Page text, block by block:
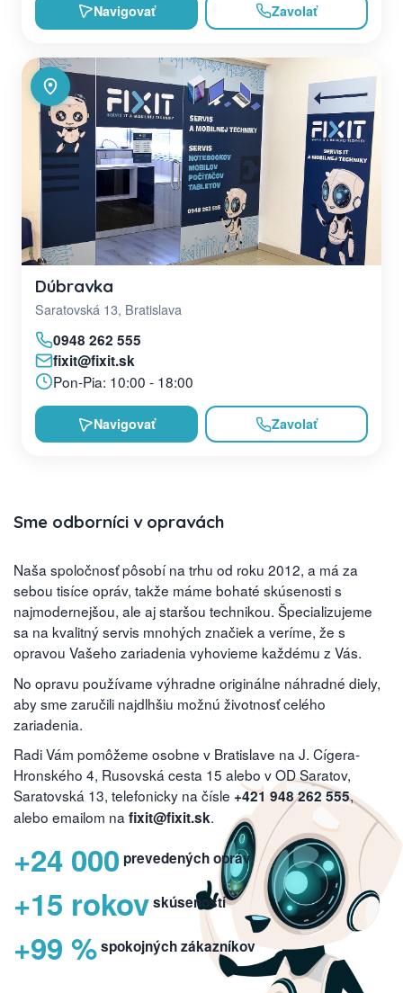
Navigovať Zavolať
Dúbravka
Saratovská 13, Bratislava
0948 262 555
fixit@fixit.sk
Pon-Pia: 10:00 - 18:00
Navigovať Zavolať
Sme odborníci v opravách
Naša spoločnosť pôsobí na trhu od roku 2012, a má za
sebou tisíce opráv, takže máme bohaté skúsenosti s
najmodernejšou, ale aj staršou technikou. Špecializujeme
sa na kvalitný servis mnohých značiek a veríme, že s
opravou Vašeho zariadenia vyhovieme každému z Vás.
No opravu používame výhradne originálne náhradné diely,
aby sme zaručili najdlhšiu možnú životnosť celého
zariadenia.
Radi Vám pomôžeme osobne v Bratislave na J. Cígera-
Hronského 4, Rusovská cesta 15 alebo v OD Saratov,
Saratovská 13, telefonicky na čísle +421 948 262 555,
alebo emailom na fixit@fixit.sk.
+24 000 prevedených opráv
+15 rokovskúseností
+99 %spokojných zákazníkov